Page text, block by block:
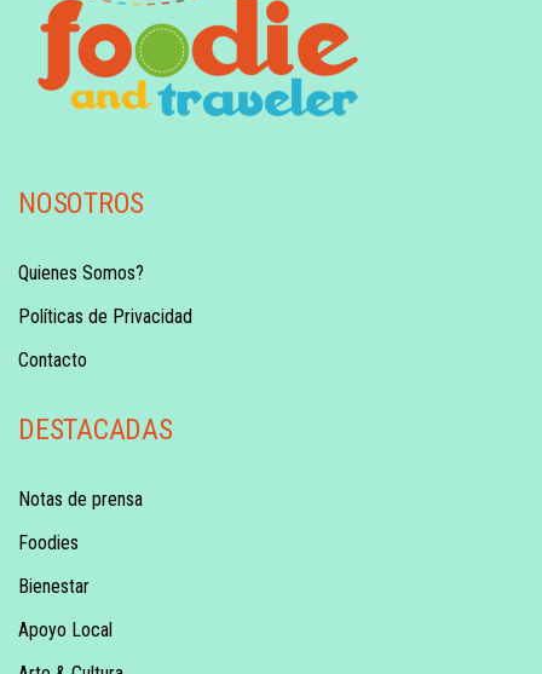
NOSOTROS
Quienes Somos?
Políticas de Privacidad
Contacto
DESTACADAS
Notas de prensa
Foodies
Bienestar
Apoyo Local